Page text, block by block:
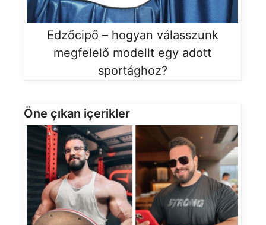
Edzőcipő – hogyan válasszunk
megfelelő modellt egy adott
sportághoz?
Öne çıkan içerikler